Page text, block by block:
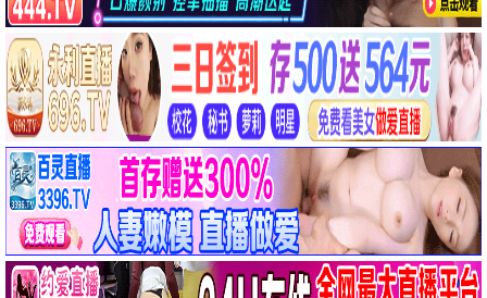
飞驰人生3
沈腾爆笑赛车 · 2025
9.4 2025
蜂鸟极速播